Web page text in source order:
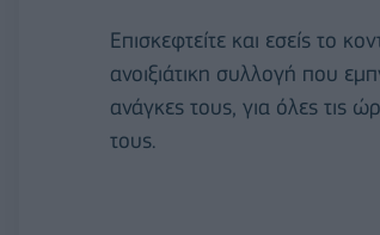
Επισκεφτείτε και εσείς το
ανοιξιάτικη συλλογή που
ανάγκες τους, για όλες τις
τους.